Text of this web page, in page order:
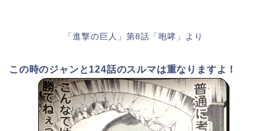
「進撃の巨人」第8話「咆哮」より
この時のジャンと124話のスルマは重なりますよ！